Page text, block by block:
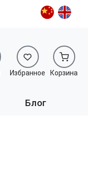
Избранное Корзина
Блог